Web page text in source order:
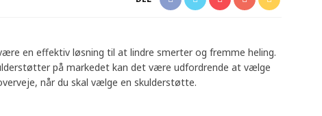
en effektiv løsning til at lindre smerter og fremme heling.
på markedet kan det være udfordrende at vælge
når du skal vælge en skulderstøtte.